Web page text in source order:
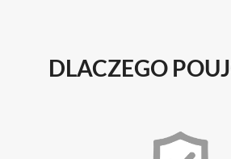
DLACZEGO